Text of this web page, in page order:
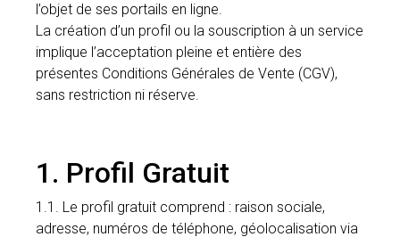
l’objet de ses portails en ligne.
La création d’un profil ou la souscription à un service
implique l’acceptation pleine et entière des
présentes Conditions Générales de Vente (CGV),
sans restriction ni réserve.
1. Profil Gratuit
1.1. Le profil gratuit comprend : raison sociale,
adresse, numéros de téléphone, géolocalisation via